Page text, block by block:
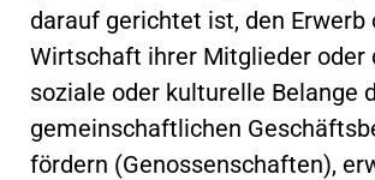
darauf gerichtet ist, den Erwerb
Wirtschaft ihrer Mitglieder oder
soziale oder kulturelle Belange
gemeinschaftlichen
fördern (Genossenschaften),